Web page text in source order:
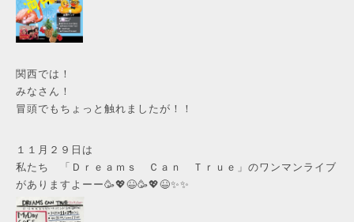
関西では！
みなさん！
冒頭でもちょっと触れましたが！！
１１月２９日は
私たち 「Ｄｒｅａｍｓ Ｃａｎ Ｔｒｕｅ」のワンマンライブ
がありますよーー🥳💖😆🥳💖😆✨✨